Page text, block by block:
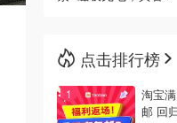
点击排行榜
淘宝
邮 回